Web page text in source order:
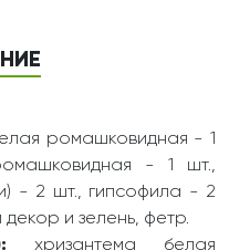
ромашковидная - 1
- 1 шт.,
- 2 шт., гипсофила - 2
декор и зелень, фетр.
хризантема белая